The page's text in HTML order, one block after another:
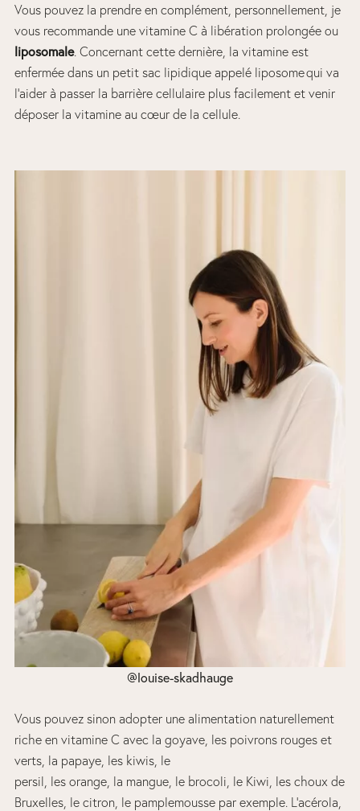
Vous pouvez la prendre en complément, personnellement, je
vous recommande une vitamine C à libération prolongée ou
liposomale. Concernant cette dernière, la vitamine est
enfermée dans un petit sac lipidique appelé liposome qui va
l’aider à passer la barrière cellulaire plus facilement et venir
déposer la vitamine au cœur de la cellule.
@louise-skadhauge
Vous pouvez sinon adopter une alimentation naturellement
riche en vitamine C avec la goyave, les poivrons rouges et
verts, la papaye, les kiwis, le
persil, les orange, la mangue, le brocoli, le Kiwi, les choux de
Bruxelles, le citron, le pamplemousse par exemple. L’acérola,